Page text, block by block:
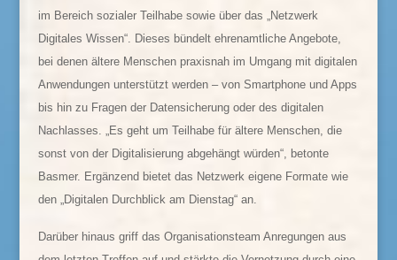
im Bereich sozialer Teilhabe sowie über das „Netzwerk
Digitales Wissen“. Dieses bündelt ehrenamtliche Angebote,
bei denen ältere Menschen praxisnah im Umgang mit digitalen
Anwendungen unterstützt werden – von Smartphone und Apps
bis hin zu Fragen der Datensicherung oder des digitalen
Nachlasses. „Es geht um Teilhabe für ältere Menschen, die
sonst von der Digitalisierung abgehängt würden“, betonte
Basmer. Ergänzend bietet das Netzwerk eigene Formate wie
den „Digitalen Durchblick am Dienstag“ an.
Darüber hinaus griff das Organisationsteam Anregungen aus